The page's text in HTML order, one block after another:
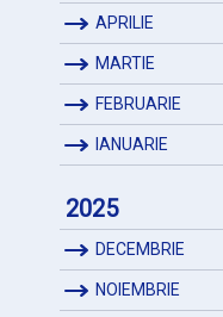
APRILIE
MARTIE
FEBRUARIE
IANUARIE
2025
DECEMBRIE
NOIEMBRIE